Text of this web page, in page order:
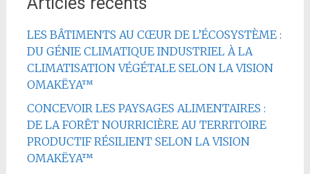
LES BÂTIMENTS AU CŒUR DE L’ÉCOSYSTÈME :
DU GÉNIE CLIMATIQUE INDUSTRIEL À LA
CLIMATISATION VÉGÉTALE SELON LA VISION
OMAKËYA™
CONCEVOIR LES PAYSAGES ALIMENTAIRES :
DE LA FORÊT NOURRICIÈRE AU TERRITOIRE
PRODUCTIF RÉSILIENT SELON LA VISION
OMAKËYA™